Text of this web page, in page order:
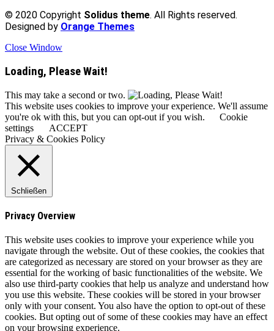
© 2020 Copyright Solidus theme. All Rights reserved.
Designed by Orange Themes
Close Window
Loading, Please Wait!
This may take a second or two.
This website uses cookies to improve your experience. We'll assume
you're ok with this, but you can opt-out if you wish.
Cookie
settings
ACCEPT
Privacy & Cookies Policy
Schließen
Privacy Overview
This website uses cookies to improve your experience while you
navigate through the website. Out of these cookies, the cookies that
are categorized as necessary are stored on your browser as they are
essential for the working of basic functionalities of the website. We
also use third-party cookies that help us analyze and understand how
you use this website. These cookies will be stored in your browser
only with your consent. You also have the option to opt-out of these
cookies. But opting out of some of these cookies may have an effect
on your browsing experience.